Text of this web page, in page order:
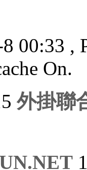
00:33 ,
On.
外掛聯